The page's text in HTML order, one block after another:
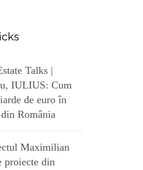
Talks |
IULIUS: Cum
de euro în
România
Maximilian
din